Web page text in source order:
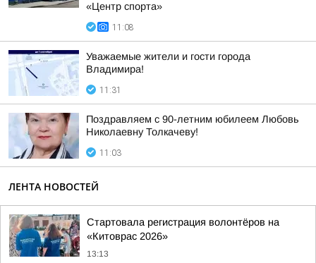
«Центр спорта»
11:08
Уважаемые жители и гости города
Владимира!
11:31
Поздравляем с 90-летним юбилеем Любовь
Николаевну Толкачеву!
11:03
ЛЕНТА НОВОСТЕЙ
Стартовала регистрация волонтёров на
«Китоврас 2026»
13:13